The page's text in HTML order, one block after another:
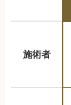
施術者